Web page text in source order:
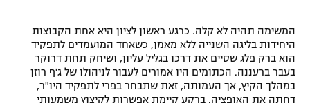
המשימה תהיה לא קלה. כרגע ראשון לציון היא אחת הקבוצות
היחידות בליגה השנייה ללא מאמן, כשאחד המועמדים לתפקיד
הוא ברק פלג שסיים את דרכו בגליל עליון, ושיחק תחת דרוקר
בעבר ברעננה. הכתומים היו אמורים לעבור לניהולו של ג'ף רוזן
במהלך הקיץ, אך העמותה, זאת שתבחר בפרי לתפקיד היו"ר,
דחתה את האופציה. ברקע קיימת אפשרות לקיצוץ משמעותי